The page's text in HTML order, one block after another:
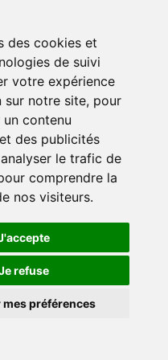
des cookies et
de suivi
votre expérience
sur notre site, pour
contenu
des publicités
le trafic de
comprendre la
nos visiteurs.
refuse
mes préférences